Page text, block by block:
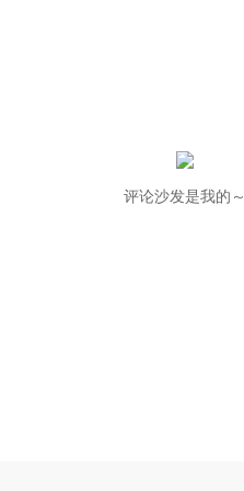
评论沙发是我的～